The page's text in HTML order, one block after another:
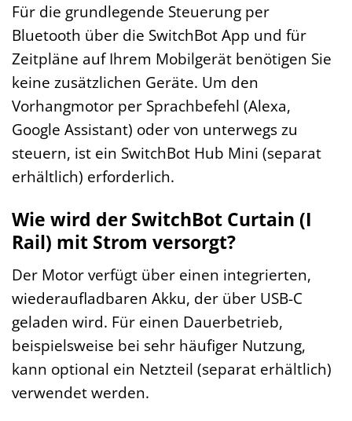
Für die grundlegende Steuerung per
Bluetooth über die SwitchBot App und für
Zeitpläne auf Ihrem Mobilgerät benötigen Sie
keine zusätzlichen Geräte. Um den
Vorhangmotor per Sprachbefehl (Alexa,
Google Assistant) oder von unterwegs zu
steuern, ist ein SwitchBot Hub Mini (separat
erhältlich) erforderlich.
Wie wird der SwitchBot Curtain (I
Rail) mit Strom versorgt?
Der Motor verfügt über einen integrierten,
wiederaufladbaren Akku, der über USB-C
geladen wird. Für einen Dauerbetrieb,
beispielsweise bei sehr häufiger Nutzung,
kann optional ein Netzteil (separat erhältlich)
verwendet werden.